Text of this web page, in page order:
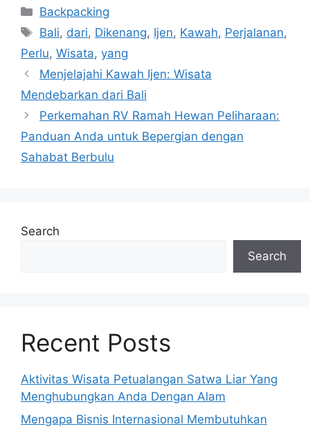
posCategories
Backpacking
Tags
Bali, dari, Dikenang, Ijen, Kawah, Perjalanan,
Perlu, Wisata, yang
Menjelajahi Kawah Ijen: Wisata
Mendebarkan dari Bali
Perkemahan RV Ramah Hewan Peliharaan:
Panduan Anda untuk Bepergian dengan
Sahabat Berbulu
Search
Search
Recent Posts
Aktivitas Wisata Petualangan Satwa Liar Yang
Menghubungkan Anda Dengan Alam
Mengapa Bisnis Internasional Membutuhkan